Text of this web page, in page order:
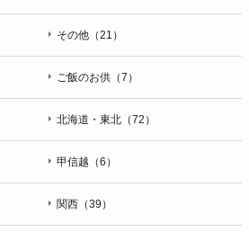
その他（21）
ご飯のお供（7）
北海道・東北（72）
甲信越（6）
関西（39）